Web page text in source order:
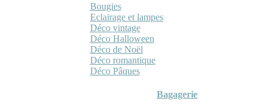
Bougies
Eclairage et lampes
Déco vintage
Déco Halloween
Déco de Noël
Déco romantique
Déco Pâques
Bagagerie